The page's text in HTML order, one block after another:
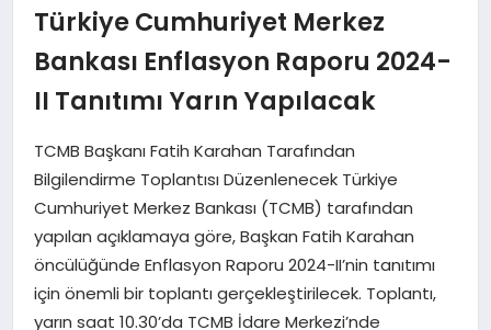
GÜNDEM
SPOR
EKONOMI
MAGAZIN
Türkiye Cumhuriyet Merkez
Bankası Enflasyon Raporu 2024-
II Tanıtımı Yarın Yapılacak
TCMB Başkanı Fatih Karahan Tarafından
Bilgilendirme Toplantısı Düzenlenecek Türkiye
Cumhuriyet Merkez Bankası (TCMB) tarafından
yapılan açıklamaya göre, Başkan Fatih Karahan
öncülüğünde Enflasyon Raporu 2024-II’nin tanıtımı
için önemli bir toplantı gerçekleştirilecek. Toplantı,
yarın saat 10.30’da TCMB İdare Merkezi’nde